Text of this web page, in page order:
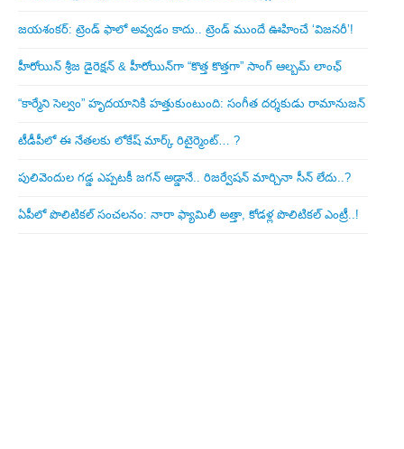
జయశంకర్: ట్రెండ్‌ ఫాలో అవ్వడం కాదు.. ట్రెండ్‌ ముందే ఊహించే ‘విజనరీ’!
హీరోయిన్ శ్రీజ డైరెక్ష‌న్ & హీరోయిన్‌గా “కొత్త కొత్తగా” సాంగ్ ఆల్బమ్ లాంఛ్
“కార్మేని సెల్వం” హృదయానికి హత్తుకుంటుంది: సంగీత దర్శకుడు రామానుజన్
టీడీపీలో ఈ నేత‌ల‌కు లోకేష్ మార్క్ రిటైర్మెంట్‌… ?
పులివెందుల గ‌డ్డ ఎప్ప‌ట‌కీ జ‌గ‌న్ అడ్డానే.. రిజ‌ర్వేష‌న్ మార్చినా సీన్ లేదు..?
ఏపీలో పొలిటిక‌ల్ సంచ‌ల‌నం: నారా ఫ్యామిలీ అత్తా, కోడ‌ళ్ల పొలిటికల్ ఎంట్రీ..!